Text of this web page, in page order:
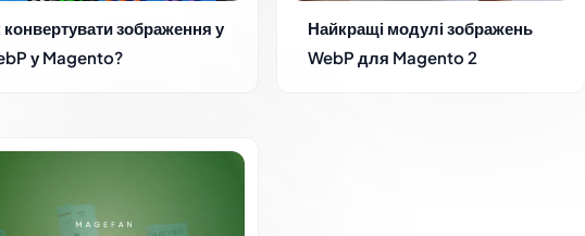
зображення у
у Magento?
Найкращі модулі зображень
WebP для Magento 2